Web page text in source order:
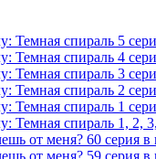
Темная спираль 5
Темная спираль 4
Темная спираль 3
Темная спираль 2
Темная спираль 1
Темная спираль 1, 2,
от меня? 60 серия в
от меня? 59 серия в